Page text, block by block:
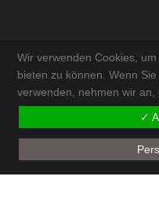
Wir verwenden Cookies,
bieten zu können. Wenn
verwenden, nehmen wir an,
✓